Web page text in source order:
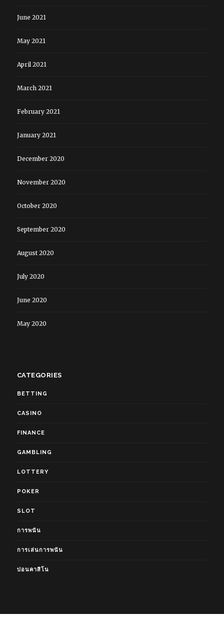
June 2021
May 2021
April 2021
March 2021
February 2021
January 2021
December 2020
November 2020
October 2020
September 2020
August 2020
July 2020
June 2020
May 2020
CATEGORIES
BETTING
CASINO
FINANCE
GAMBLING
LOTTERY
POKER
SLOT
การพนัน
การเล่นการพนัน
บ่อนคาสิโน